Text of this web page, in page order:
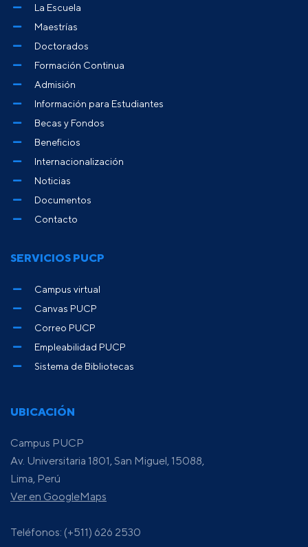
UBICACIÓN
Campus PUCP
Av. Universitaria 1801, San Miguel, 15088,
Lima, Perú
Ver en GoogleMaps
Teléfonos: (+511) 626 2530
La Escuela
Maestrías
Doctorados
Formación Continua
Admisión
Información para Estudiantes
Becas y Fondos
Beneficios
Internacionalización
Noticias
Documentos
Contacto
SERVICIOS PUCP
Campus virtual
Canvas PUCP
Correo PUCP
Empleabilidad PUCP
Sistema de Bibliotecas